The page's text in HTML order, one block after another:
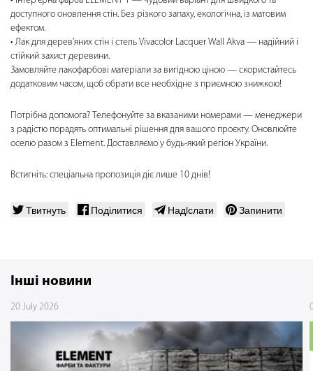
доступного оновлення стін. Без різкого запаху, екологічна, із матовим
ефектом.
Лак для дерев’яних стін і стель Vivacolor Lacquer Wall Akva — надійний і
стійкий захист деревини.
Замовляйте лакофарбові матеріали за вигідною ціною — скористайтесь
додатковим часом, щоб обрати все необхідне з приємною знижкою!
Потрібна допомога? Телефонуйте за вказаними номерами — менеджери
з радістю порадять оптимальні рішення для вашого проєкту. Оновлюйте
оселю разом з Element. Доставляємо у будь-який регіон України.
Встигніть: спеціальна пропозиція діє лише 10 днів!
Твитнуть Поділитися Надiслати Запинити
Інші новини
20 July 2026